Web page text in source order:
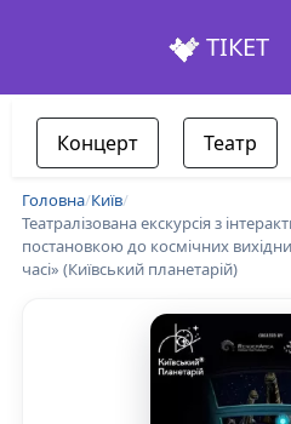
ТІКЕТ
Концерт Театр
Головна/Київ/
Театралізована екскурсія з
постановкою до космічних
часі» (Київський планетарій)